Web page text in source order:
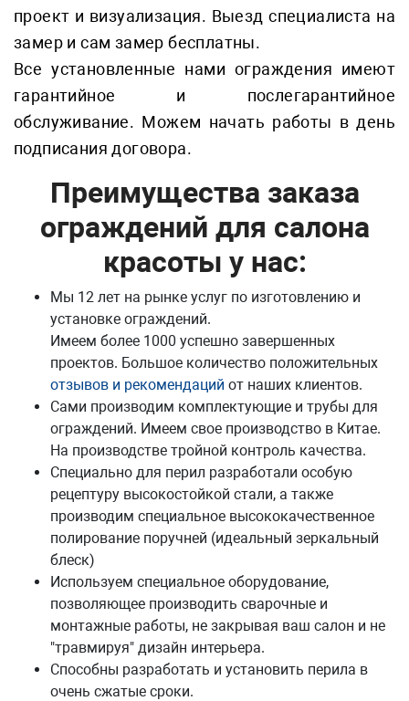
проект и визуализация. Выезд специалиста на
замер и сам замер бесплатны.
Все установленные нами ограждения имеют
гарантийное и послегарантийное
обслуживание. Можем начать работы в день
подписания договора.
Преимущества заказа
ограждений для салона
красоты у нас:
Мы 12 лет на рынке услуг по изготовлению и
установке ограждений.
Имеем более 1000 успешно завершенных
проектов. Большое количество положительных
отзывов и рекомендаций от наших клиентов.
Сами производим комплектующие и трубы для
ограждений. Имеем свое производство в Китае.
На производстве тройной контроль качества.
Специально для перил разработали особую
рецептуру высокостойкой стали, а также
производим специальное высококачественное
полирование поручней (идеальный зеркальный
блеск)
Используем специальное оборудование,
позволяющее производить сварочные и
монтажные работы, не закрывая ваш салон и не
"травмируя" дизайн интерьера.
Способны разработать и установить перила в
очень сжатые сроки.